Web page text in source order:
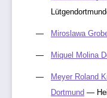
Miroslawa
Miquel Molina
Meyer Roland
Dortmund —